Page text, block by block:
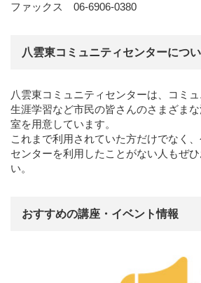
ファックス 06-6906-0380
八雲東コミュニティセンターにつ
八雲東コミュニティセンターは、コミュ
生涯学習など市民の皆さんのさまざま
室を用意しています。
これまで利用されていた方だけでなく
センターを利用したことがない人もぜ
い。
おすすめの講座・イベント情報